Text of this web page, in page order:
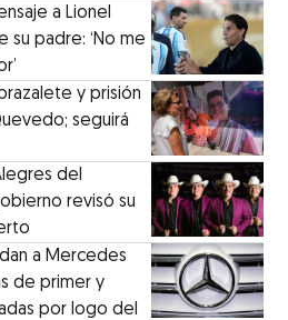
a Lionel
su padre: ‘No me
y prisión
seguirá
del
revisó su
a Mercedes
de primer y
por logo del